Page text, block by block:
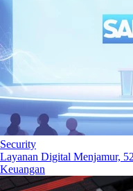
Security
Layanan Digital Menjamur,
Keuangan